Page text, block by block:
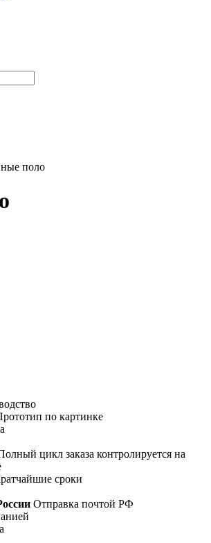
поло
по картинке
цикл заказа контролируется на
сроки
Отправка почтой РФ